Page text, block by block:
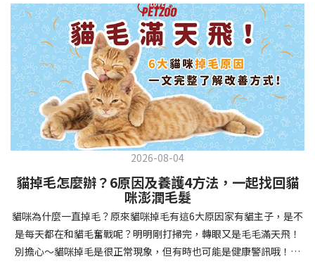
相處中獲得回報狗狗訓練指南，六步驟培養幼犬開始幼犬訓練時，
系統性的方法能帶來最佳效果。從信任建立到習慣養成，每個階段
都至關重要，缺一不可。良好的訓練應循序漸進，把握幼犬成長敏
感期，以積極正向的方式引導。遵循這六個步驟，即使是第一次養
狗的新手，也能輕鬆將調皮的小狗訓練成聽話的好夥伴！建立信任
基礎 幼犬訓練的第一步不是教指令，而是建立信任。剛到新家的幼
犬可能感到緊張不安，給予適當空間適應環境很重要。用溫柔的聲
音交談，提供安全舒適的窩，維持規律的餵食和如廁時間，讓幼犬
感到安心。輕輕撫摸、溫柔擁抱，每天安排固定玩耍時間，這些都
任你後，可開始教導基本指令。從簡單的「坐下」開始，再逐步學
習「趴下」、「等待」和「過來」。每次訓練保持在5-10分鐘內，
避免幼犬注意力分散。使用清晰一致的口令和手勢，成功時立即給
予獎勵和讚美。記住，重複是學習的關鍵，每天多次短時間練習效
果最佳。調整日常行為除了基本指令，幼犬還需學習生活禮儀。如
若超過 24 小時沒改善，建議就醫。血便（帶血絲或黑色糞便） 👉
可能是嚴重腸胃問題，應立即帶去獸醫院！想知道貓咪拉肚子的真
正原因，只要透過 5 個簡單步驟，就能判斷問題嚴重性，決定是否
需要就醫！接下來我們一起來看看該怎麼做吧！🐾 貓咪拉肚子怎麼
辦？5步驟判斷貓咪拉肚子是否需要馬上看醫生貓咪拉肚子的因素與
許多原因有關，更換食物、誤食異物或不乾淨的東西、寄生蟲、其
他疾病。 5 步驟判斷貓咪拉肚子原因，要不要看醫生？當貓咪拉肚
子時，不用慌張！透過以下 5 個步驟，就能快速判斷原因，並決定
是否需要帶去獸醫院。📌 貓咪拉肚子判斷步驟1：觀察糞便的狀態：
糞便質地是關鍵！不同形態代表不同的腸胃狀況📌 貓咪拉肚子判斷
步驟2：回想最近的飲食變化：有沒有突然換飼料或罐頭？ 有沒有吃
到新零食或人類食物？ 是否誤食異物？📌 貓咪拉肚子判斷步驟3：
確認環境與生活作息：最近是否搬家、換貓砂、新成員加入？ 天氣
是否有變化？ 飼主是否長時間外出？📌 貓咪拉肚子判斷步驟4：觀
察貓咪的精神與食慾：貓咪精神好嗎？、食慾是否正常？，可先觀
2026-08-04
貓掉毛怎麼辦？6原因及養護4方法，一起找回貓
咪澎潤毛髮
貓咪為什麼一直掉毛？原來貓咪掉毛有這6大原因家有貓主子，是不
是每天都在和貓毛奮戰呢？明明剛打掃完，轉眼又是毛毛滿天飛！
別擔心～貓咪掉毛是很正常現象，但有時也可能是健康警訊哦！以